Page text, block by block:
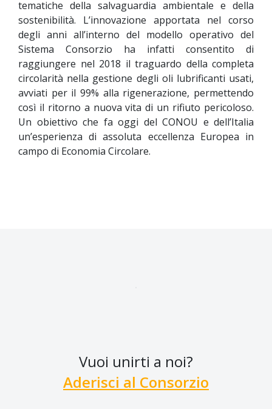
tematiche della salvaguardia ambientale e della
sostenibilità. L’innovazione apportata nel corso
degli anni all’interno del modello operativo del
Sistema Consorzio ha infatti consentito di
raggiungere nel 2018 il traguardo della completa
circolarità nella gestione degli oli lubrificanti usati,
avviati per il 99% alla rigenerazione, permettendo
così il ritorno a nuova vita di un rifiuto pericoloso.
Un obiettivo che fa oggi del CONOU e dell’Italia
un’esperienza di assoluta eccellenza Europea in
campo di Economia Circolare.
Vuoi unirti a noi?
Aderisci al Consorzio